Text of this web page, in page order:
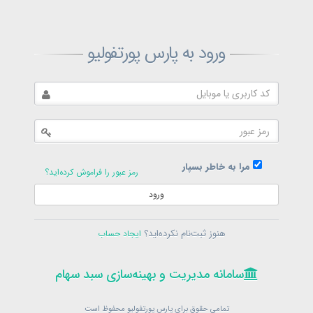
ورود به پارس پورتفولیو
مرا به خاطر بسپار
رمز عبور را فراموش کرده‌اید؟
ورود
هنوز ثبت‌نام نکرده‌اید؟ ایجاد حساب
سامانه مدیریت و بهینه‌سازی سبد سهام
تمامی حقوق برای پارس پورتفولیو محفوظ است
ثبت‌نام پارس پورتفولیو
ثبت‌نام
در حال حاضر عضو هستید؟فرم ورود
سامانه مدیریت و بهینه‌سازی سبد سهام
بازیابی رمز پارس پورتفولیو
در حال حاضر عضو هستید؟
سامانه مدیریت و بهینه‌سازی سبد سهام
تمامی حقوق برای پارس پورتفولیو محفوظ است